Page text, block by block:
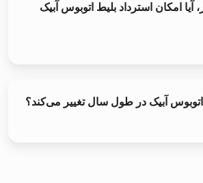
در صورت لغو سفر، آیا امکان استرداد بلیط اتوبوس آبیک
اتوبوس آبیک در طول سال تغییر می‌کند؟